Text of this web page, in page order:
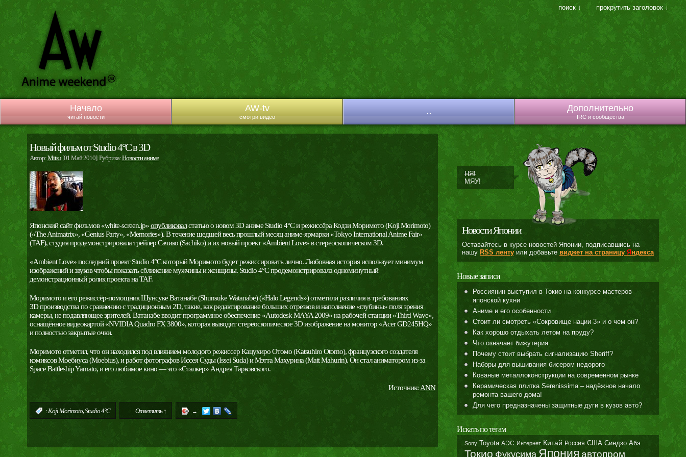
Начало
читай новости
AW-tv
смотри видео
Дополнительно
IRC и сообщества
поиск ↓ прокрутить заголовок ↓
Новый фильм от Studio 4°C в 3D
Автор:Mitsu[01 Май 2010]. Рубрика:Новости аниме
Японский сайт фильмов «white-screen.jp»опубликовалстатью о новом 3D аниме Studio 4°C и режиссёра Кодзи Моримото (Koji Morimoto)
(«The Animatrix», «Genius Party», «Memories»). В течение шедшей весь прошлый месяц аниме-ярмарки «Tokyo International Anime Fair»
(TAF), студия продемонстрировала трейлер Сачико (Sachiko) и их новый проект «Ambient Love» в стереоскопическом 3D.
«Ambient Love» последний проект Studio 4°C который Моримото будет режиссировать лично. Любовная история использует минимум
изображений и звуков чтобы показать сближение мужчины и женщины. Studio 4°C продемонстрировала одноминутный
демонстрационный ролик проекта на TAF.
Моримото и его режиссёр-помощник Шунсуке Ватанабе (Shunsuke Watanabe) («Halo Legends») отметили различия в требованиях
3D производства по сравнению с традиционным 2D, такие, как редактирование больших отрезков и наполнение «глубины» поля зрения
камеры, не подавляющее зрителей. Ватанабе вводит программное обеспечение «Autodesk MAYA 2009» на рабочей станции «Third Wave»,
оснащённое видеокартой «NVIDIA Quadro FX 3800», которая выводит стереоскопическое 3D изображение на монитор «Acer GD245HQ»
и полностью закрытые очки.
Моримото отметил, что он находился под влиянием молодого режиссер Кацухиро Отомо (Katsuhiro Otomo), французского создателя
комиксов Моебиуса (Moebius), и работ фотографов Иссея Суды (Issei Suda) и Мэтта Махурина (Matt Mahurin). Он стал аниматором из-за
Space Battleship Yamato, и его любимое кино — это «Сталкер» Андрея Тарковского.
Источник: ANN
: Koji Morimoto,Studio 4°C Ответить ↑ →
НЯ!
МЯУ!
Новости Японии
Оставайтесь в курсе новостей Японии, подписавшись на
нашу RSS лентуили добавьте виджет на страницу Яндекса
Новые записи
Россиянин выступил в Токио на конкурсе мастеров
японской кухни
Аниме и его особенности
Стоит ли смотреть «Сокровище нации 3» и о чем он?
Как хорошо отдыхать летом на пруду?
Что означает бижутерия
Почему стоит выбрать сигнализацию Sheriff?
Наборы для вышивания бисером недорого
Кованые металлоконструкции на современном рынке
Керамическая плитка Serenissima – надёжное начало
ремонта вашего дома!
Для чего предназначены защитные дуги в кузов авто?
Искать по тегам
Sony Toyota АЭС Интернет Китай Россия США Синдзо Абэ
Токио Фукусима Япония автопром